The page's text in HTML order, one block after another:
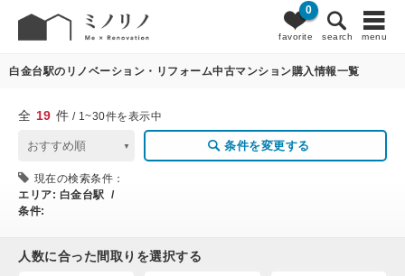
favorite
0
search menu
19 条件変更
白金台駅のリノベーション・リフォーム中古マンション購入情報一覧
全 19 件 / 1~30件を表示中
条件を変更する
現在の検索条件：
エリア: 白金台駅 /
条件:
人数に合った間取りを選択する